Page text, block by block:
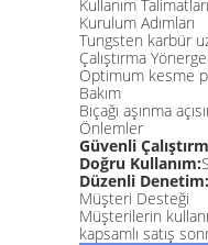
Kullanım Talimatları
Kurulum Adımları
Tungsten karbür
Çalıştırma
Optimum kesme
Bakım
Bıçağı aşınma
Önlemler
Güvenli
Doğru Kullanım:
Düzenli Denetim:
Müşteri Desteği
Müşterilerin
kapsamlı satış